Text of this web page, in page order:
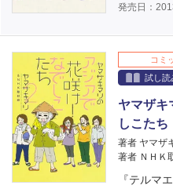
発売日：
コミ
試し読
ヤマザキ
しこた
著者 ヤマザ
著者 ＮＨＫ
『テルマ